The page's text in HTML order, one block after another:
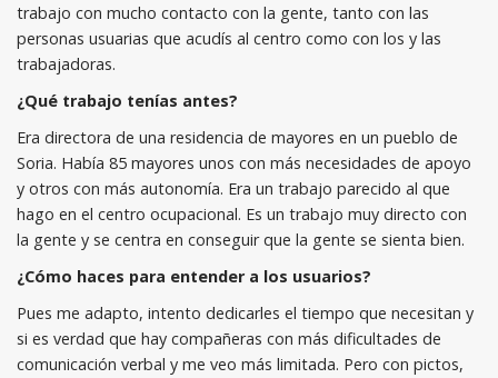
trabajo con mucho contacto con la gente, tanto con las
personas usuarias que acudís al centro como con los y las
trabajadoras.
¿Qué trabajo tenías antes?
Era directora de una residencia de mayores en un pueblo de
Soria. Había 85 mayores unos con más necesidades de apoyo
y otros con más autonomía. Era un trabajo parecido al que
hago en el centro ocupacional. Es un trabajo muy directo con
la gente y se centra en conseguir que la gente se sienta bien.
¿Cómo haces para entender a los usuarios?
Pues me adapto, intento dedicarles el tiempo que necesitan y
si es verdad que hay compañeras con más dificultades de
comunicación verbal y me veo más limitada. Pero con pictos,